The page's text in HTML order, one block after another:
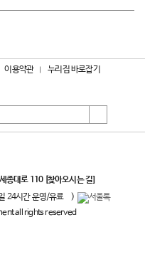
이용약관 누리집 바로잡기
종대로 110 [찾아오시는 길]
24시간 운영/유료
)
all rights reserved